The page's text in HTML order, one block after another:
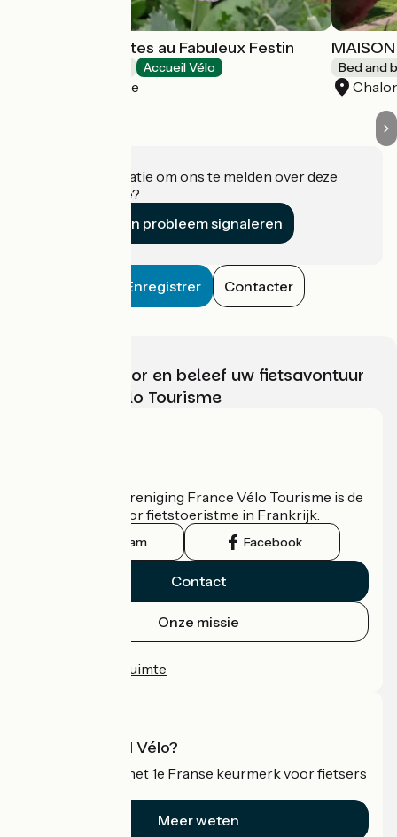
Chambres d'Hôtes au Fabuleux Festin
Accueil Vélo
La Possonnière
Bed and
Heeft u informatie om ons te melden over deze
accommodatie?
Een probleem signaleren
Enregistrer Contacter
Kies, bereid voor en beleef uw fietsavontuur
met France Vélo Tourisme
De nationale vereniging France Vélo Tourisme is de
officiële gids voor fietstoeristme in Frankrijk.
Instagram Facebook
Contact
Onze missie
Professionele ruimte
Wat is Accueil Vélo?
Accueil Vélo is het 1e Franse keurmerk voor fietsers
Meer weten